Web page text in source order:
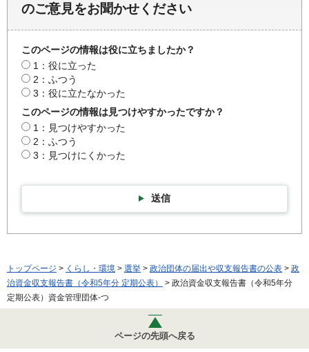
のご意見をお聞かせください
このページの情報は役に立ちましたか？
1：役に立った
2：ふつう
3：役に立たなかった
このページの情報は見つけやすかったですか？
1：見つけやすかった
2：ふつう
3：見つけにくかった
送信
トップページ > くらし・環境 > 選挙 > 政治団体の届出や収支報告書の公表 > 政
治資金収支報告書（令和5年分 定期公表）
> 政治資金収支報告書（令和5年分
定期公表）資金管理団体-つ
ページの先頭へ戻る